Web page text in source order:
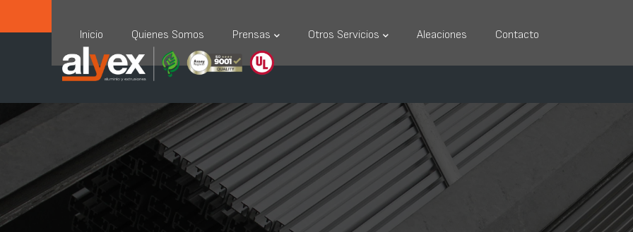
Inicio Quienes Somos Prensas Otros Servicios Aleaciones Contacto